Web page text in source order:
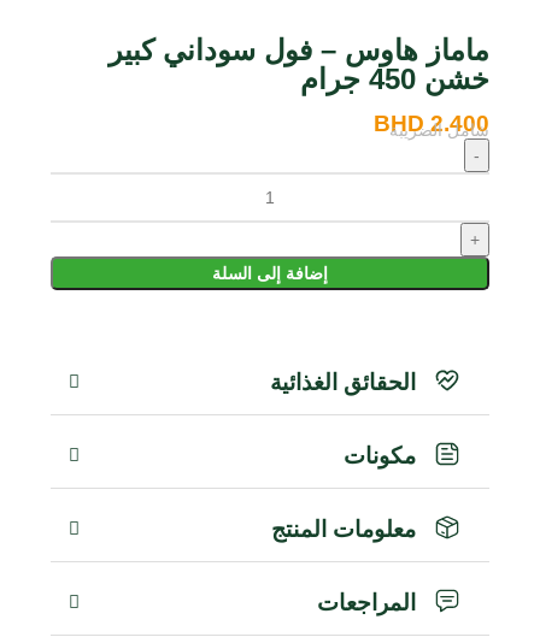
ماماز هاوس – فول سوداني كبير
خشن 450 جرام
2.400
BHD
شامل الضريبة
إضافة إلى السلة
الحقائق الغذائية
مكونات
معلومات المنتج
المراجعات